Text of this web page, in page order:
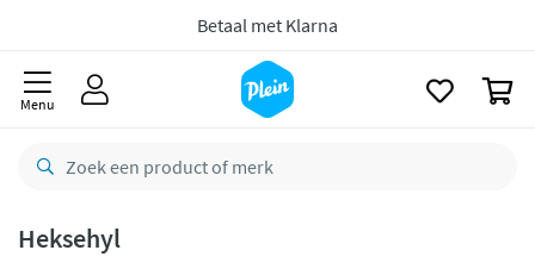
Betaal met Klarna
Menu
Heksehyl